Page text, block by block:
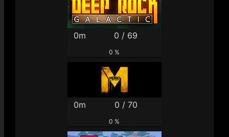
0m 0 / 69
0 %
0m 0 / 70
0 %